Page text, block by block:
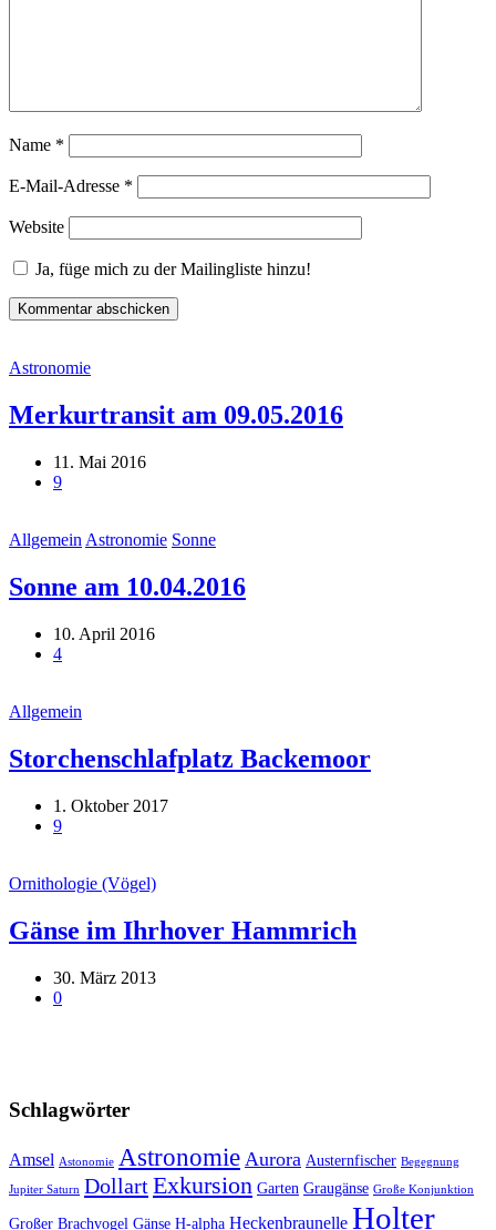
Name *
E-Mail-Adresse *
Website
Ja, füge mich zu der Mailingliste hinzu!
Astronomie
Merkurtransit am 09.05.2016
11. Mai 2016
9
Allgemein Astronomie Sonne
Sonne am 10.04.2016
10. April 2016
4
Allgemein
Storchenschlafplatz Backemoor
1. Oktober 2017
9
Ornithologie (Vögel)
Gänse im Ihrhover Hammrich
30. März 2013
0
Schlagwörter
Amsel Astonomie Astronomie Aurora Austernfischer Begegnung
Jupiter Saturn DollartExkursion Garten Graugänse Große Konjunktion
Großer Brachvogel Gänse H-alpha Heckenbraunelle Holter